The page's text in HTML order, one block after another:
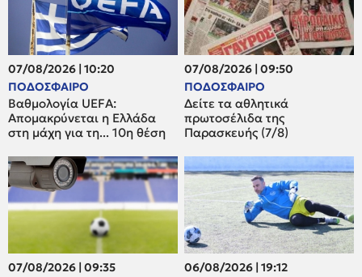
07/08/2026 | 10:20
ΠΟΔΟΣΦΑΙΡΟ
Βαθμολογία UEFA:
Απομακρύνεται η Ελλάδα
στη μάχη για τη... 10η θέση
07/08/2026 | 09:50
ΠΟΔΟΣΦΑΙΡΟ
Δείτε τα αθλητικά
πρωτοσέλιδα της
Παρασκευής (7/8)
07/08/2026 | 09:35
06/08/2026 | 19:12